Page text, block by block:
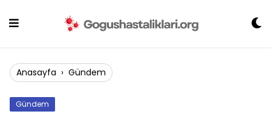
Anasayfa › Gündem
Gündem